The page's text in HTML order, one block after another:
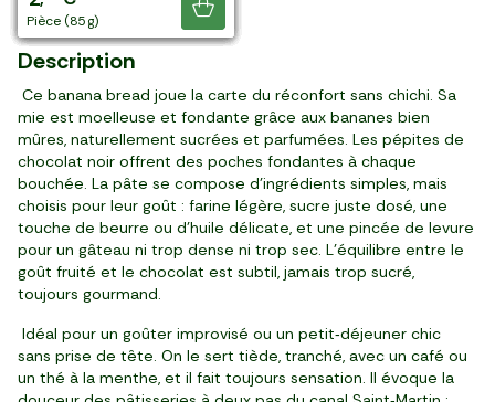
pièce (130 g)
pièce (75 g)
pièce (75 g)
pièce (75 g)
pièce (130 g)
pièces (75 g)
pièce (130 g)
pièce (140 g)
pièce (85 g)
pièce (250 g)
pièce (85 g)
Je découvre
Description
Ce banana bread joue la carte du réconfort sans chichi. Sa
mie est moelleuse et fondante grâce aux bananes bien
mûres, naturellement sucrées et parfumées. Les pépites de
chocolat noir offrent des poches fondantes à chaque
bouchée. La pâte se compose d’ingrédients simples, mais
choisis pour leur goût : farine légère, sucre juste dosé, une
touche de beurre ou d’huile délicate, et une pincée de levure
pour un gâteau ni trop dense ni trop sec. L’équilibre entre le
goût fruité et le chocolat est subtil, jamais trop sucré,
toujours gourmand.
Idéal pour un goûter improvisé ou un petit‑déjeuner chic
sans prise de tête. On le sert tiède, tranché, avec un café ou
un thé à la menthe, et il fait toujours sensation. Il évoque la